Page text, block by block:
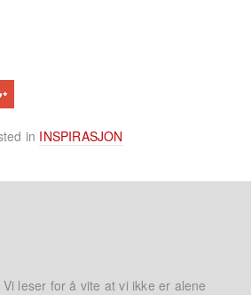
in INSPIRASJON
Vi leser for å vite at vi ikke er alene